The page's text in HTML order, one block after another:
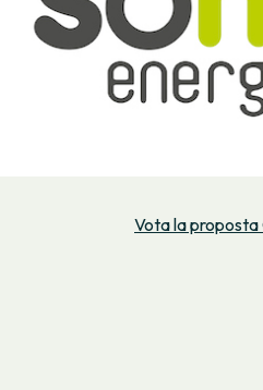
Vota la proposta